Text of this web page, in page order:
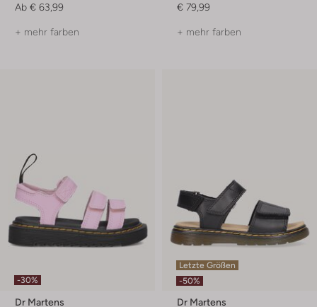
Ab € 63,99
+ mehr farben
€ 79,99
+ mehr farben
-30%
Dr Martens
Letzte Größen
-50%
Dr Martens